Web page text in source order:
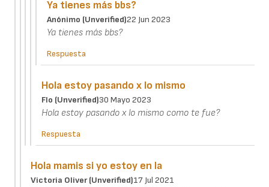
Ya tienes más bbs?
Anónimo (unverified)22 Jun 2023
Ya tienes más bbs?
Respuesta
Hola estoy pasando x lo mismo
Flo (unverified)30 Mayo 2023
Hola estoy pasando x lo mismo como te fue?
Respuesta
Hola mamis si yo estoy en la
Victoria Oliver (unverified)17 Jul 2021